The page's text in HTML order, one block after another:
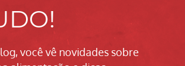
você vê novidades sobre